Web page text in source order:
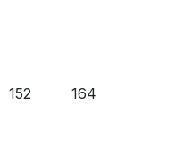
152 164